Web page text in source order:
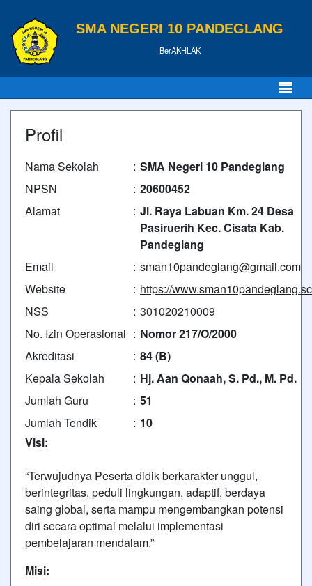
SMA NEGERI 10 PANDEGLANG
BerAKHLAK
Profil
Nama Sekolah : SMA Negeri 10 Pandeglang
NPSN
: 20600452
Alamat
: Jl. Raya Labuan Km. 24 Desa
Pasiruerih Kec. Cisata Kab.
Pandeglang
Email
: sman10pandeglang@gmail.com
Website
: https://
NSS
: 301020210009
No. Izin Operasional : Nomor 217/O/2000
Akreditasi
: 84 (B)
Kepala Sekolah
: Hj. Aan Qonaah, S. Pd., M. Pd.
Jumlah Guru
: 51
Jumlah Tendik
: 10
Visi:
“Terwujudnya Peserta didik berkarakter unggul,
berintegritas, peduli lingkungan, adaptif, berdaya
saing global, serta mampu mengembangkan potensi
diri secara optimal melalui implementasi
pembelajaran mendalam.”
Misi: